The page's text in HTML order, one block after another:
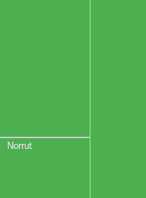
Norrut